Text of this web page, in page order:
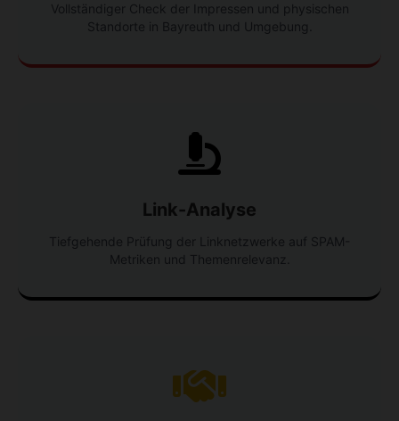
Vollständiger Check der Impressen und physischen
Standorte in Bayreuth und Umgebung.
Link-Analyse
Tiefgehende Prüfung der Linknetzwerke auf SPAM-
Metriken und Themenrelevanz.